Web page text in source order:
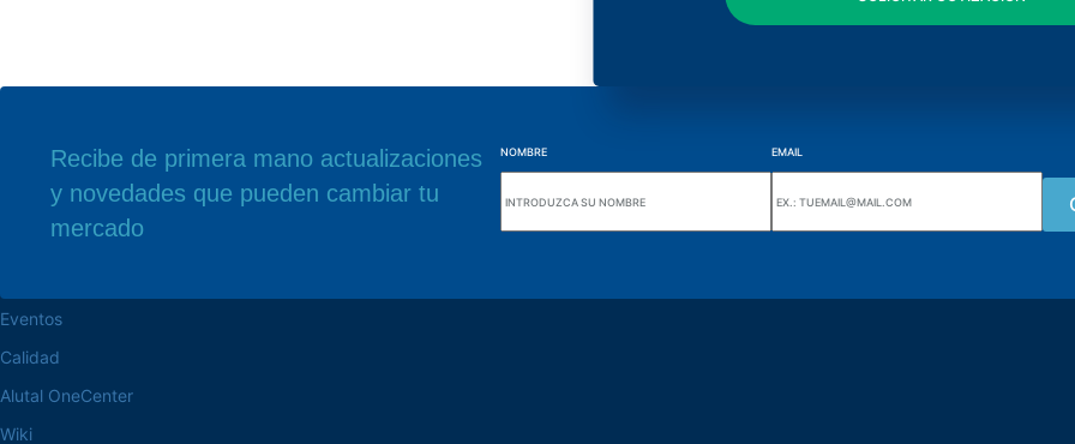
Recibe de primera mano actualizaciones
y novedades que pueden cambiar tu
mercado
NOMBRE EMAIL
navegue por el sitio web
Acerca de la Alutal
Eventos
Calidad
Alutal OneCenter
Wiki
Nuestra sede Wiki Alutal